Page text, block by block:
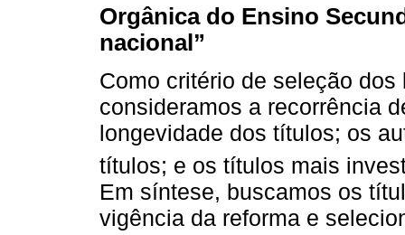
Orgânica do Ensino
nacional”
Como critério de seleção
consideramos a recorrência
longevidade dos títulos; os
títulos; e os títulos mais
Em síntese, buscamos os
vigência da reforma e